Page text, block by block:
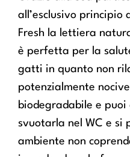
all’esclusivo
Fresh la lettiera
è perfetta per la
gatti in quanto non
potenzialmente
biodegradabile e
svuotarla nel WC e si
ambiente non